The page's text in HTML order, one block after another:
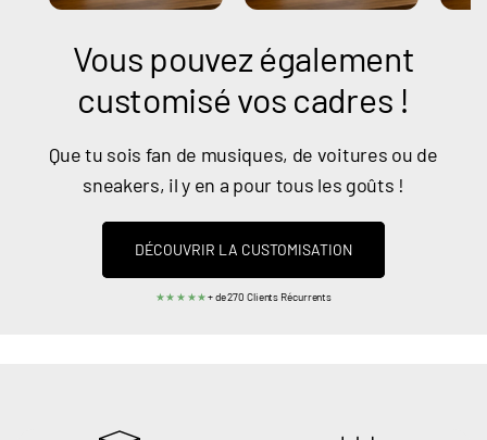
Vous pouvez également
customisé vos cadres !
Que tu sois fan de musiques, de voitures ou de
sneakers, il y en a pour tous les goûts !
DÉCOUVRIR LA CUSTOMISATION
★★★★★+ de 270 Clients Récurrents